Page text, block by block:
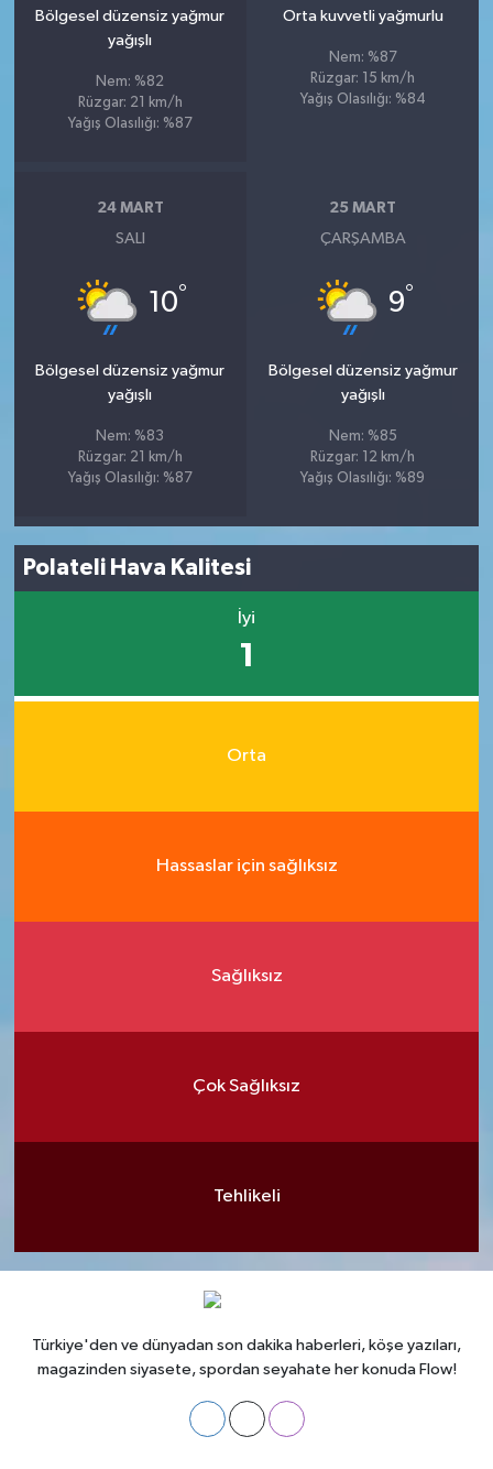
Bölgesel düzensiz yağmur
yağışlı
Nem: %82
Rüzgar: 21 km/h
Yağış Olasılığı: %87
Orta kuvvetli yağmurlu
Nem: %87
Rüzgar: 15 km/h
Yağış Olasılığı: %84
24 MART
SALI
10°
Bölgesel düzensiz yağmur
yağışlı
Nem: %83
Rüzgar: 21 km/h
Yağış Olasılığı: %87
25 MART
ÇARŞAMBA
9°
Bölgesel düzensiz yağmur
yağışlı
Nem: %85
Rüzgar: 12 km/h
Yağış Olasılığı: %89
Polateli Hava Kalitesi
İyi
1
Orta
Hassaslar için sağlıksız
Sağlıksız
Çok Sağlıksız
Tehlikeli
Türkiye'den ve dünyadan son dakika haberleri, köşe yazıları,
magazinden siyasete, spordan seyahate her konuda Flow!